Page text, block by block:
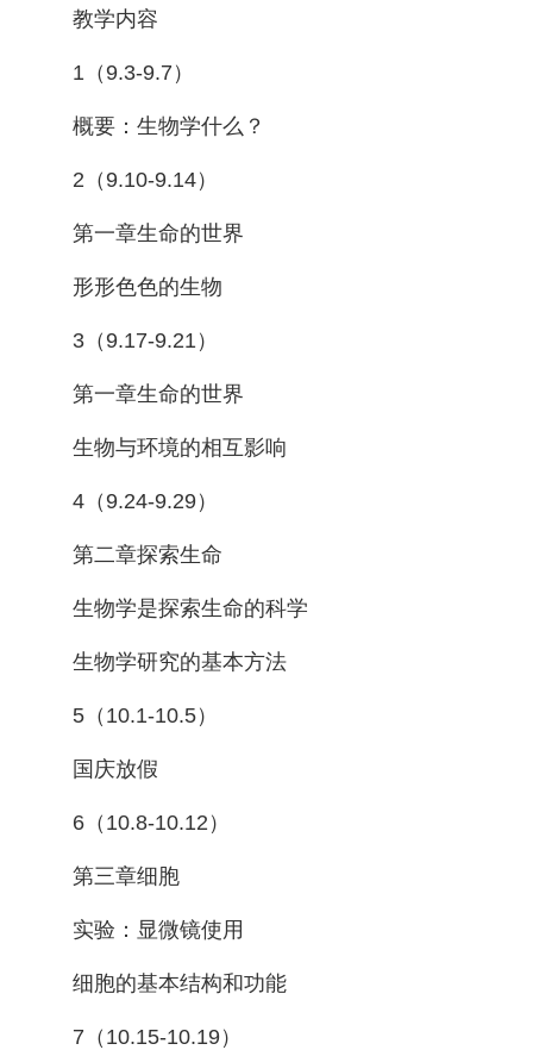
教学内容
1（9.3-9.7）
概要：生物学什么？
2（9.10-9.14）
第一章生命的世界
形形色色的生物
3（9.17-9.21）
第一章生命的世界
生物与环境的相互影响
4（9.24-9.29）
第二章探索生命
生物学是探索生命的科学
生物学研究的基本方法
5（10.1-10.5）
国庆放假
6（10.8-10.12）
第三章细胞
实验：显微镜使用
细胞的基本结构和功能
7（10.15-10.19）